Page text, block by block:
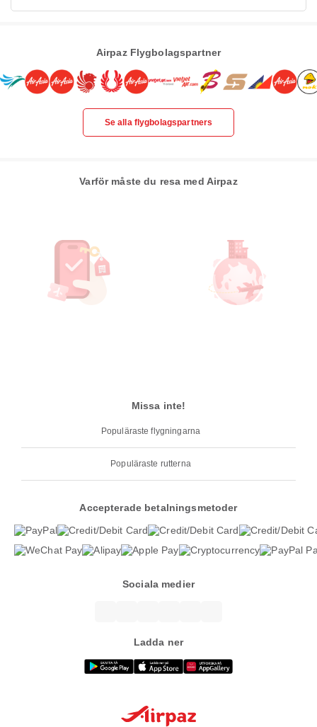
Airpaz Flygbolagspartner
Se alla flygbolagspartners
Varför måste du resa med Airpaz
Missa inte!
Populäraste flygningarna
Populäraste rutterna
Accepterade betalningsmetoder
Sociala medier
Ladda ner